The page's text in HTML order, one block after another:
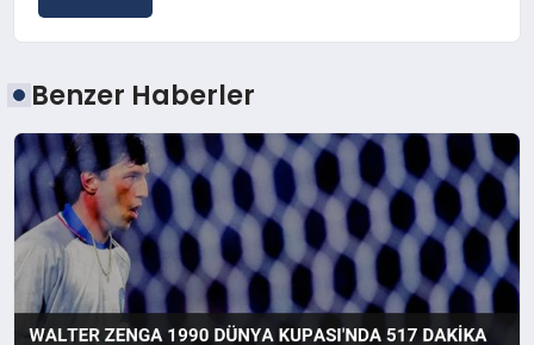
Benzer Haberler